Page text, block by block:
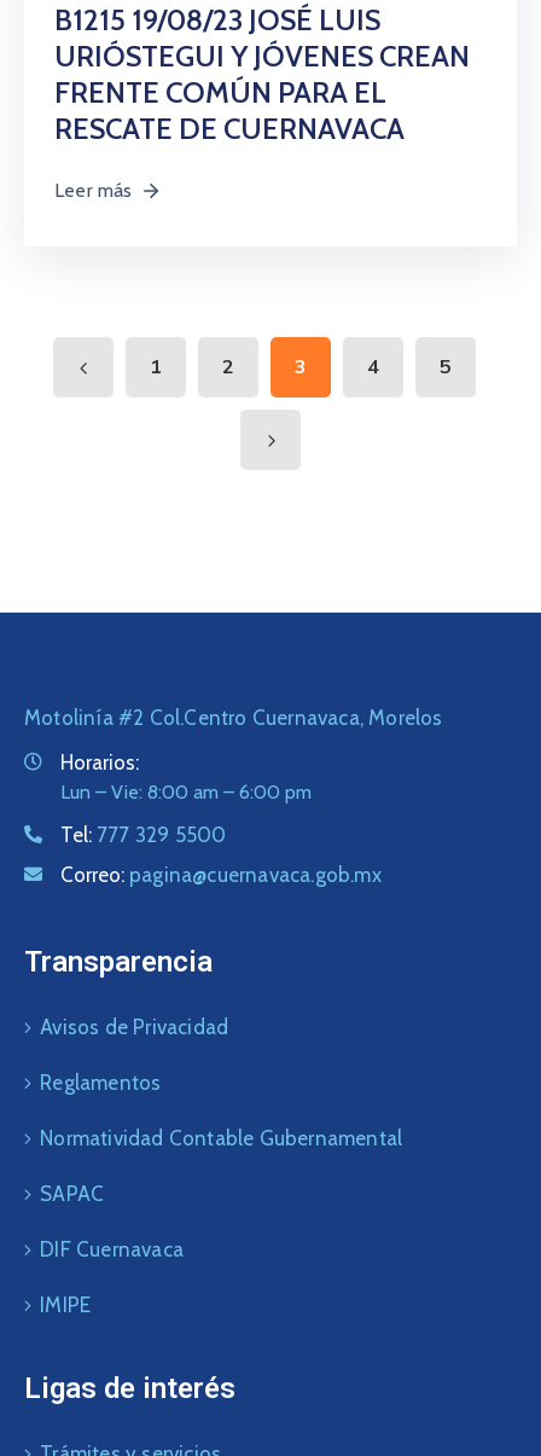
B1215 19/08/23 JOSÉ LUIS
URIÓSTEGUI Y JÓVENES CREAN
FRENTE COMÚN PARA EL
RESCATE DE CUERNAVACA
Leer más
1 2 3 4 5
Motolinía #2 Col.Centro Cuernavaca, Morelos
Horarios:
Lun – Vie: 8:00 am – 6:00 pm
Tel: 777 329 5500
Correo: pagina@cuernavaca.gob.mx
Transparencia
Avisos de Privacidad
Reglamentos
Normatividad Contable Gubernamental
SAPAC
DIF Cuernavaca
IMIPE
Ligas de interés